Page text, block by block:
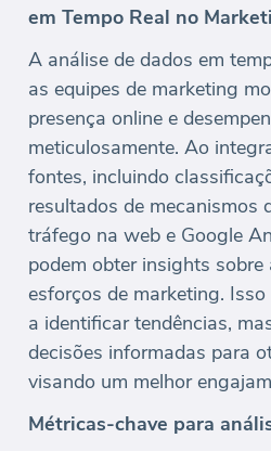
em Tempo Real no
A análise de dados em
as equipes de marketing
presença online e
meticulosamente. Ao
fontes, incluindo
resultados de mecanismos
tráfego na web e Google
podem obter insights sobre
esforços de marketing.
a identificar tendências,
decisões informadas para
visando um melhor
Métricas-chave para